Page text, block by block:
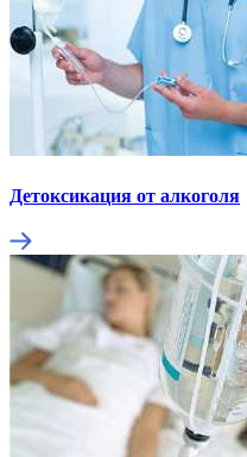
Детоксикация от алкоголя